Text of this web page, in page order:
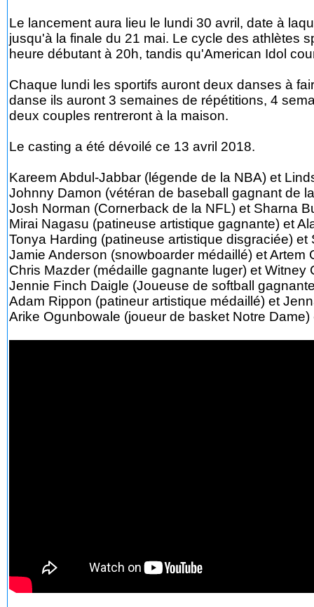
Le lancement aura lieu le lundi 30 avril, date à
jusqu'à la finale du 21 mai. Le cycle des athlètes
heure débutant à 20h, tandis qu'American Idol
Chaque lundi les sportifs auront deux danses à
danse ils auront 3 semaines de répétitions, 4
deux couples rentreront à la maison.
Le casting a été dévoilé ce 13 avril 2018.
Kareem Abdul-Jabbar (légende de la NBA) et
Johnny Damon (vétéran de baseball gagnant de
Josh Norman (Cornerback de la NFL) et Sharna
Mirai Nagasu (patineuse artistique gagnante) et
Tonya Harding (patineuse artistique disgraciée) et
Jamie Anderson (snowboarder médaillé) et Artem
Chris Mazder (médaille gagnante luger) et Witney
Jennie Finch Daigle (Joueuse de softball
Adam Rippon (patineur artistique médaillé) et
Arike Ogunbowale (joueur de basket Notre